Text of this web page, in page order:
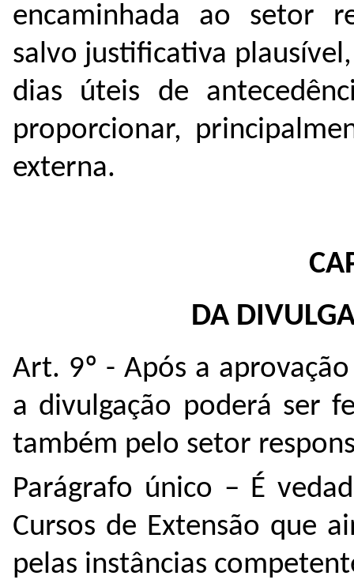
encaminhada ao setor
salvo justificativa
dias úteis de
proporcionar,
externa.
DA
Art. 9º - Após a
a divulgação poderá ser
também pelo setor
Parágrafo único – É
Cursos de Extensão que
pelas instâncias